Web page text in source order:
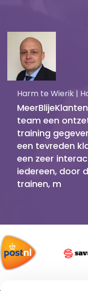
Harm te Wierik |
team een
training
een tevreden
een zeer
iedereen, door
trainen, m